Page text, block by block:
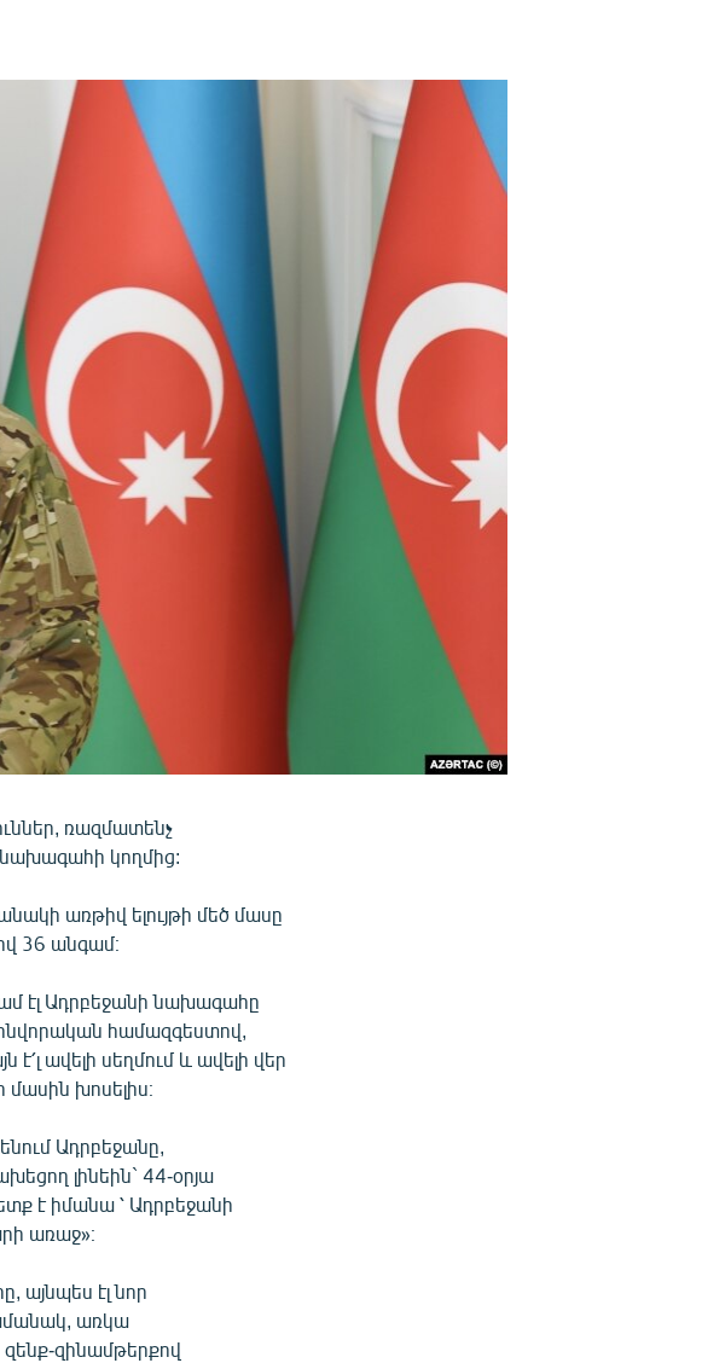
ռազմատենչ
կողմից:
առթիվ ելույթի մեծ մասը
36 անգամ։
էլ Ադրբեջանի նախագահը
համազգեստով,
է՛լ ավելի սեղմում և ավելի վեր
խոսելիս։
Ադրբեջանը,
լինեին` 44-օրյա
է իմանա ՝ Ադրբեջանի
առաջ»։
այնպես էլ նոր
առկա
զինամթերքով